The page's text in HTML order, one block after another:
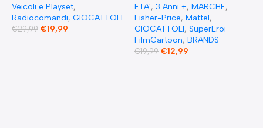
Comandata RC 1970
Dominique Toretto Dodge
Charger 1:55
Veicoli e Playset,
Radiocomandi, GIOCATTOLI
€29,99 €19,99
Toy Figura snodata 25 cm
ETA', 3 Anni +, MARCHE,
Fisher-Price, Mattel,
GIOCATTOLI, SuperEroi
FilmCartoon, BRANDS
€19,99 €12,99